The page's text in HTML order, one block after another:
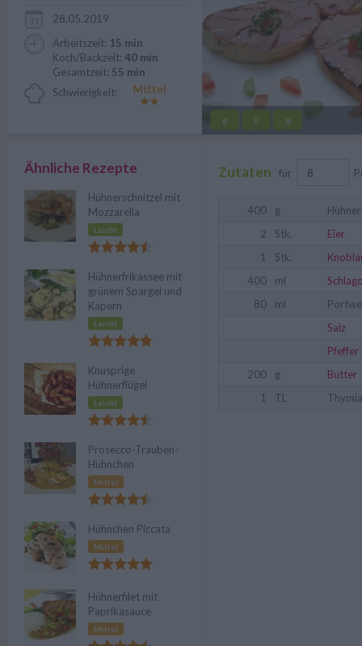
« || »
28.05.2019
Arbeitszeit: 15 min
Koch/Backzeit: 40 min
Gesamtzeit: 55 min
Schwierigkeit:
Zutaten für
400 g
2
Stk.
Eier
1
Stk.
400
ml
80
ml
Salz
Pfeffer
200
g
Butter
1
TL
Ähnliche Rezepte
Hühnerschnitzel mit
Mozzarella
Leicht
Hühnerfrikassee mit
grünem Spargel und
Kapern
Leicht
Knusprige
Hühnerflügel
Leicht
Prosecco-Trauben-
Hühnchen
Mittel
Hühnchen Piccata
Mittel
Hühnerfilet mit
Paprikasauce
Mittel